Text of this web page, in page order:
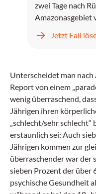
zwei Tage nach
Amazonasgebiet
gearbeitet hat.
Jetzt Fall
Unterscheidet man
Report von einem
wenig überraschend,
Jährigen ihren
„schlecht/sehr schlecht“
erstaunlich sei: Auch
Jährigen kommen zur
überraschender war der
sieben Prozent der über
psychische Gesundheit